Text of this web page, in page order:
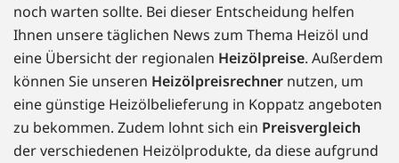
noch warten sollte. Bei dieser Entscheidung helfen
Ihnen unsere täglichen News zum Thema Heizöl und
eine Übersicht der regionalen Heizölpreise. Außerdem
können Sie unseren Heizölpreisrechner nutzen, um
eine günstige Heizölbelieferung in Koppatz angeboten
zu bekommen. Zudem lohnt sich ein Preisvergleich
der verschiedenen Heizölprodukte, da diese aufgrund